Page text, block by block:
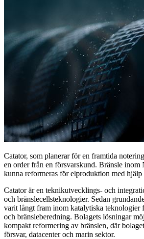
Catator, som planerar för en framtida
en order från en försvarskund. Bränsle
kunna reformeras för elproduktion med hjälp
Catator är en teknikutvecklings- och
och bränslecellsteknologier. Sedan
varit långt fram inom katalytiska teknologier
och bränsleberedning. Bolagets lösningar
kompakt reformering av bränslen, där
försvar, datacenter och marin sektor.